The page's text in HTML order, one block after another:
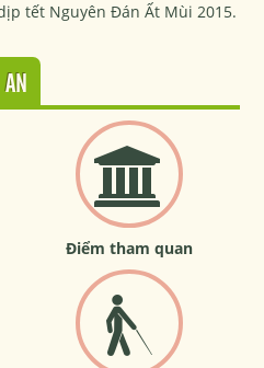
tết Nguyên Đán Ất Mùi 2015.
Điểm tham quan